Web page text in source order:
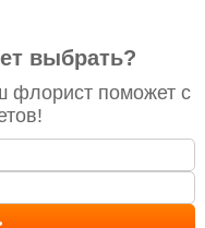
выбрать?
флорист поможет с